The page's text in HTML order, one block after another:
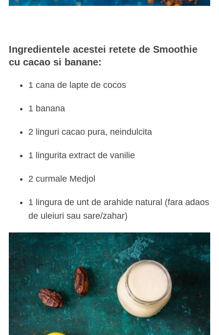
Ingredientele acestei retete de Smoothie
cu cacao si banane:
1 cana de lapte de cocos
1 banana
2 linguri cacao pura, neindulcita
1 lingurita extract de vanilie
2 curmale Medjol
1 lingura de unt de arahide natural (fara adaos
de uleiuri sau sare/zahar)